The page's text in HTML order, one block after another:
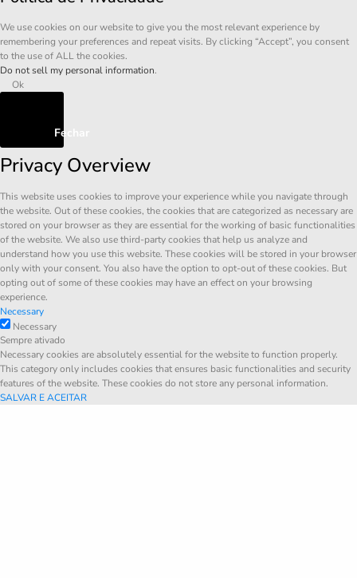
We use cookies on our website to give you the most relevant experience by
remembering your preferences and repeat visits. By clicking “Accept”, you consent
to the use of ALL the cookies.
Do not sell my personal information.
Ok
Fechar
Privacy Overview
This website uses cookies to improve your experience while you navigate through
the website. Out of these cookies, the cookies that are categorized as necessary are
stored on your browser as they are essential for the working of basic functionalities
of the website. We also use third-party cookies that help us analyze and
understand how you use this website. These cookies will be stored in your browser
only with your consent. You also have the option to opt-out of these cookies. But
opting out of some of these cookies may have an effect on your browsing
experience.
Necessary
Necessary
Sempre ativado
Necessary cookies are absolutely essential for the website to function properly.
This category only includes cookies that ensures basic functionalities and security
features of the website. These cookies do not store any personal information.
SALVAR E ACEITAR